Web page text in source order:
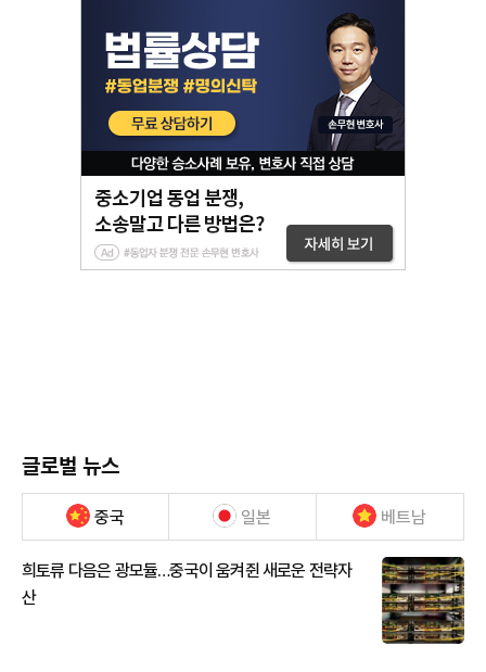
글로벌 뉴스
중국 일본 베트남
희토류 다음은 광모듈…중국이 움켜쥔 새로운 전략자
산